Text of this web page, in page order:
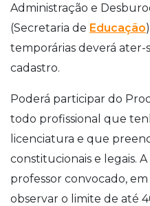
Administração e
(Secretaria de Educação
temporárias deverá ater-
cadastro.
Poderá participar do
todo profissional que
licenciatura e que
constitucionais e legais.
professor convocado,
observar o limite de até